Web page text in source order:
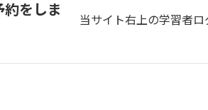
をしま
当サイト右上の学習者ロ